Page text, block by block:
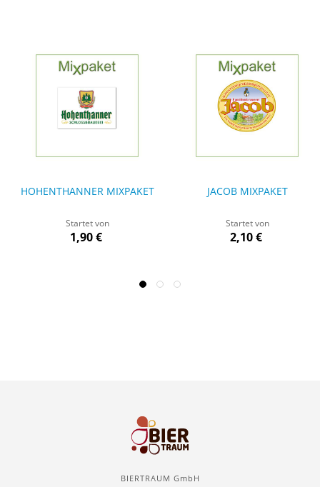
HOHENTHANNER MIXPAKET
Startet von
1,90 €
JACOB MIXPAKET
Startet von
2,10 €
BIERTRAUM GmbH